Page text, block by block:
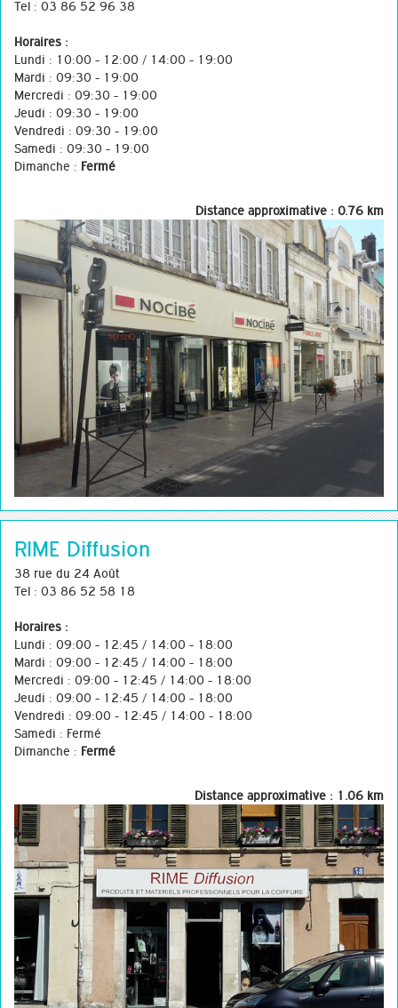
Tel : 03 86 52 96 38
Horaires :
Lundi : 10:00 - 12:00 / 14:00 - 19:00
Mardi : 09:30 - 19:00
Mercredi : 09:30 - 19:00
Jeudi : 09:30 - 19:00
Vendredi : 09:30 - 19:00
Samedi : 09:30 - 19:00
Dimanche : Fermé
Distance approximative : 0.76 km
RIME Diffusion
38 rue du 24 Août
Tel : 03 86 52 58 18
Horaires :
Lundi : 09:00 - 12:45 / 14:00 - 18:00
Mardi : 09:00 - 12:45 / 14:00 - 18:00
Mercredi : 09:00 - 12:45 / 14:00 - 18:00
Jeudi : 09:00 - 12:45 / 14:00 - 18:00
Vendredi : 09:00 - 12:45 / 14:00 - 18:00
Samedi : Fermé
Dimanche : Fermé
Distance approximative : 1.06 km